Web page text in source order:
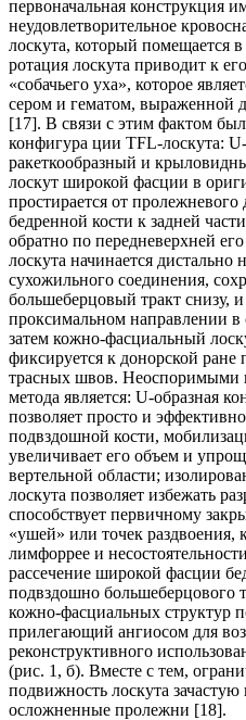
первоначальная конструкция
неудовлетворительное
лоскута, который помещается
ротация лоскута приводит к
«собачьего уха», которое
сером и гематом, выраженной
[17]. В связи с этим фактом
конфигура ции TFL-лоскута:
ракеткообразный и
лоскут широкой фасции в
простирается от пролежневого
бедренной кости к задней
обратно по передневерхней
лоскута начинается
сухожильного соединения,
большеберцовый тракт снизу,
проксимальном направлении в
затем кожно-фасциальный
фиксируется к донорской ране
трасных швов. Неоспоримыми
метода является: U-образная
позволяет просто и
подвздошной кости,
увеличивает его объем и
вертельной области;
лоскута позволяет избежать
способствует первичному
«ушей» или точек раздвоения,
лимфоррее и
рассечение широкой фасции
подвздошно большеберцового
кожно-фасциальных структур
прилегающий ангиосом для
реконструктивного
(рис. 1, б). Вместе с тем,
подвижность лоскута
осложненные пролежни [18].